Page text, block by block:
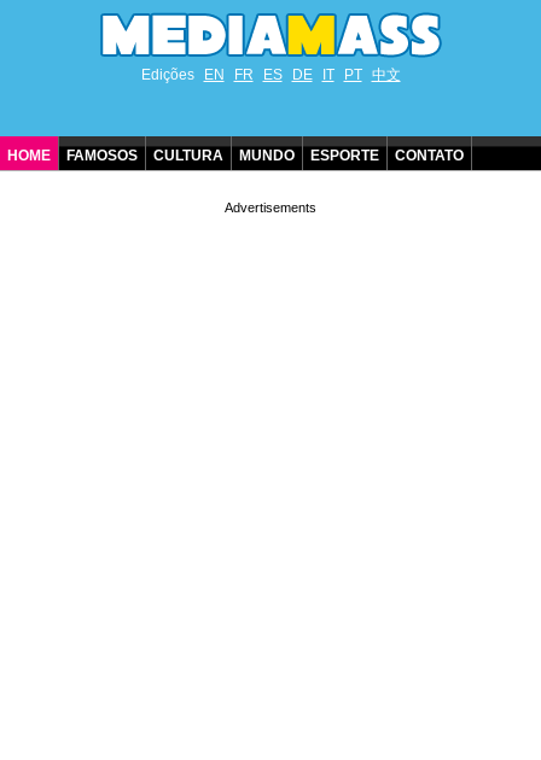
Edições EN FR ES DE IT PT 中文
HOME FAMOSOS CULTURA MUNDO ESPORTE CONTATO